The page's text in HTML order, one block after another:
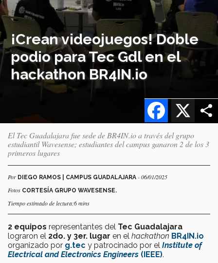
¡Crean videojuegos! Doble
podio para Tec Gdl en el
hackathon BR4IN.io
X
Facebook
El Tec Guadalajara fue sede de BR4IN.io a través del grupo
estudiantil Wavesense; estudiantes del campus ganaron 2 de los 3
primeros lugares
Por DIEGO RAMOS | CAMPUS GUADALAJARA - 06/01/2025
Fotos CORTESÍA GRUPO WAVESENSE.
Tiempo estimado de lectura:6 mins
2 equipos representantes del Tec Guadalajara
lograron el 2do. y 3er. lugar en el hackathon BR4IN.io
organizado por g.tec y patrocinado por el Institute of
Electrical and Electronics Engineers (IEEE).